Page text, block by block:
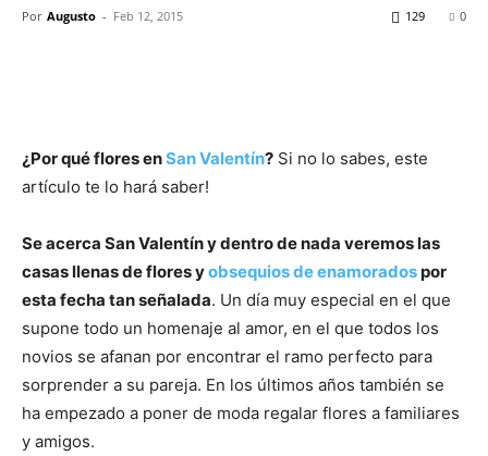
Por Augusto - Feb 12, 2015 0
129
¿Por qué flores enSan Valentín? Si no lo sabes, este
artículo te lo hará saber!
Se acerca San Valentín y dentro de nada veremos las
casas llenas de flores yobsequios de enamoradospor
esta fecha tan señalada. Un día muy especial en el que
supone todo un homenaje al amor, en el que todos los
novios se afanan por encontrar el ramo perfecto para
sorprender a su pareja. En los últimos años también se
ha empezado a poner de moda regalar flores a familiares
y amigos.